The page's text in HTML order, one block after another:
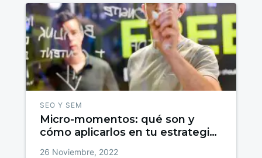
SEO Y SEM
Micro-momentos: qué son y
cómo aplicarlos en tu estrategia
26 Noviembre, 2022